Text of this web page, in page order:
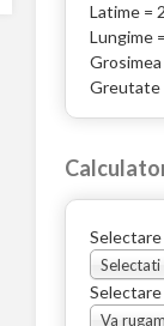
Latime =
Lungime
Greutate